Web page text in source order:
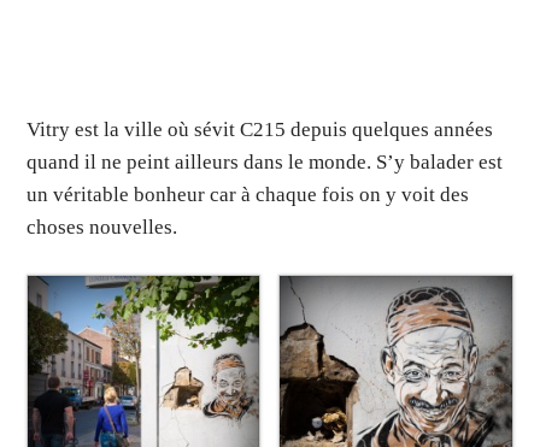
Vitry est la ville où sévit C215 depuis quelques années
quand il ne peint ailleurs dans le monde. S’y balader est
un véritable bonheur car à chaque fois on y voit des
choses nouvelles.